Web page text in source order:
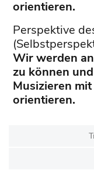
orientieren.
Perspektive
Wir werden
zu können
Musizieren
orientieren.